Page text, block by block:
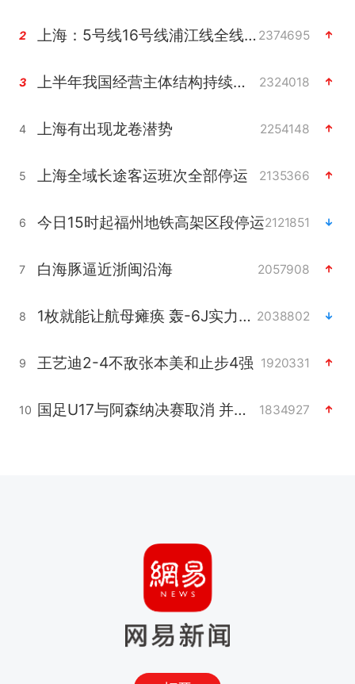
2 上海：5号线16号线浦江线全线停运 2374695
3 上半年我国经营主体结构持续优化 2324018
4 上海有出现龙卷潜势 2254148
5 上海全域长途客运班次全部停运 2135366
6 今日15时起福州地铁高架区段停运2121851
7 白海豚逼近浙闽沿海 2057908
8 1枚就能让航母瘫痪 轰-6J实力有多强 2038802
9 王艺迪2-4不敌张本美和止步4强 1920331
10 国足U17与阿森纳决赛取消 并列冠军 1834927